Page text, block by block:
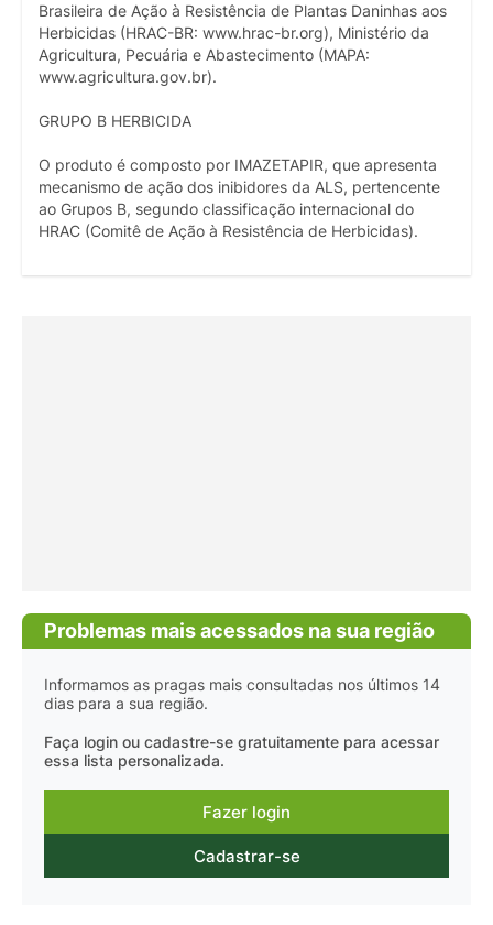
Brasileira de Ação à Resistência de Plantas Daninhas aos
Herbicidas (HRAC-BR: www.hrac-br.org), Ministério da
Agricultura, Pecuária e Abastecimento (MAPA:
www.agricultura.gov.br).
GRUPO B HERBICIDA
O produto é composto por IMAZETAPIR, que apresenta
mecanismo de ação dos inibidores da ALS, pertencente
ao Grupos B, segundo classificação internacional do
HRAC (Comitê de Ação à Resistência de Herbicidas).
Problemas mais acessados na sua região
Informamos as pragas mais consultadas nos últimos 14
dias para a sua região.
Faça login ou cadastre-se gratuitamente para acessar
essa lista personalizada.
Fazer login
Cadastrar-se